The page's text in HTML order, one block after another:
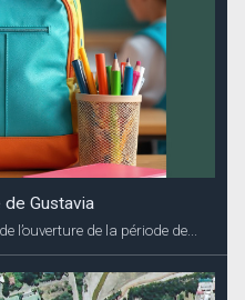
de Gustavia
l’ouverture de la période de...